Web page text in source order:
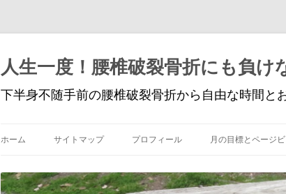
人生一度！腰椎破裂骨折にも負け
下半身不随手前の腰椎破裂骨折から自由な時間と
ホーム サイトマップ プロフィール 月の目標とページ